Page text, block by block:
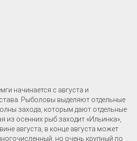
начинается с августа и
Рыболовы выделяют отдельные
захода, которым дают отдельные
из осенних рыб заходит «Ильинка»,
августа, в конце августа может
но очень крупный по